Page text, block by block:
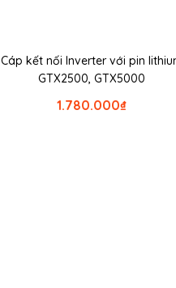
Cáp kết nối Inverter với pin
GTX2500, GTX5000
₫
1.780.000